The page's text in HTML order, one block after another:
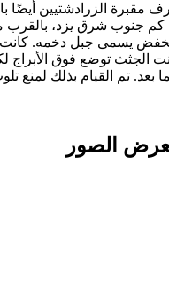
مقبرة الزرادشتيین أيضًا
15 كم جنوب شرق يزد،
يسمى جبل دخمه. كانت
الجثث توضع فوق الأبراج
بعد. تم القيام بذلك لمنع
الصور